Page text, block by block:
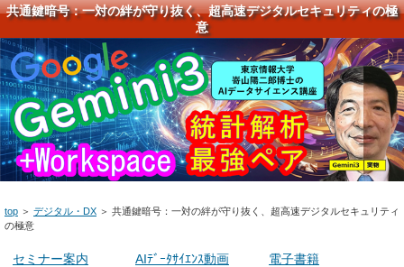
共通鍵暗号：一対の絆が守り抜く、超高速デジタルセキュリティの極
意
top ＞ デジタル・DX ＞ 共通鍵暗号：一対の絆が守り抜く、超高速デジタルセキュリティ
の極意
セミナー案内 AIﾃﾞｰﾀｻｲｴﾝｽ動画 電子書籍